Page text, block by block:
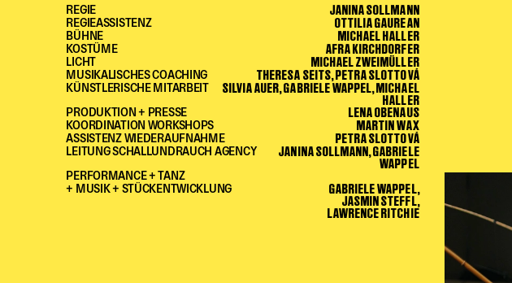
REGIE JANINA SOLLMANN
REGIEASSISTENZ OTTILIA GAUREAN
BÜHNE MICHAEL HALLER
KOSTÜME AFRA KIRCHDORFER
LICHT MICHAEL ZWEIMÜLLER
MUSIKALISCHES COACHING THERESA SEITS, PETRA SLOTTOVÁ
KÜNSTLERISCHE MITARBEIT SILVIA AUER, GABRIELE WAPPEL, MICHAEL
HALLER
PRODUKTION + PRESSE LENA OBENAUS
KOORDINATION WORKSHOPS MARTIN WAX
ASSISTENZ WIEDERAUFNAHME PETRA SLOTTOVÁ
LEITUNG SCHALLUNDRAUCH AGENCY JANINA SOLLMANN, GABRIELE
WAPPEL
PERFORMANCE + TANZ
+ MUSIK + STÜCKENTWICKLUNG
GABRIELE WAPPEL,
JASMIN STEFFL,
LAWRENCE RITCHIE